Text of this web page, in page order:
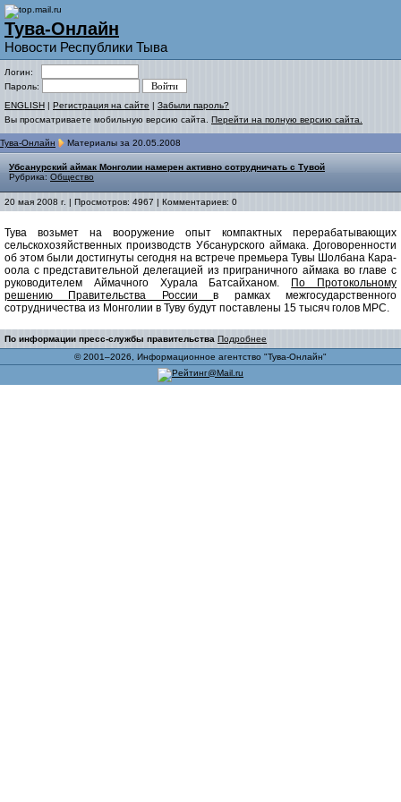
Тува-Онлайн
Новости Республики Тыва
Логин:
Пароль:
ENGLISH | Регистрация на сайте | Забыли пароль?
Вы просматриваете мобильную версию сайта. Перейти на полную версию сайта.
Тува-Онлайн Материалы за 20.05.2008
Убсанурский аймак Монголии намерен активно сотрудничать с Тувой
Рубрика: Общество
20 мая 2008 г. | Просмотров: 4967 | Комментариев: 0
Тува возьмет на вооружение опыт компактных перерабатывающих
сельскохозяйственных производств Убсанурского аймака. Договоренности
об этом были достигнуты сегодня на встрече премьера Тувы Шолбана Кара-
оола с представительной делегацией из приграничного аймака во главе с
руководителем Аймачного Хурала Батсайханом.
По Протокольному
решению Правительства Россиив рамках межгосударственного
сотрудничества из Монголии в Туву будут поставлены 15 тысяч голов МРС.
По информации пресс-службы правительства Подробнее
© 2001–2026, Информационное агентство "Тува-Онлайн"